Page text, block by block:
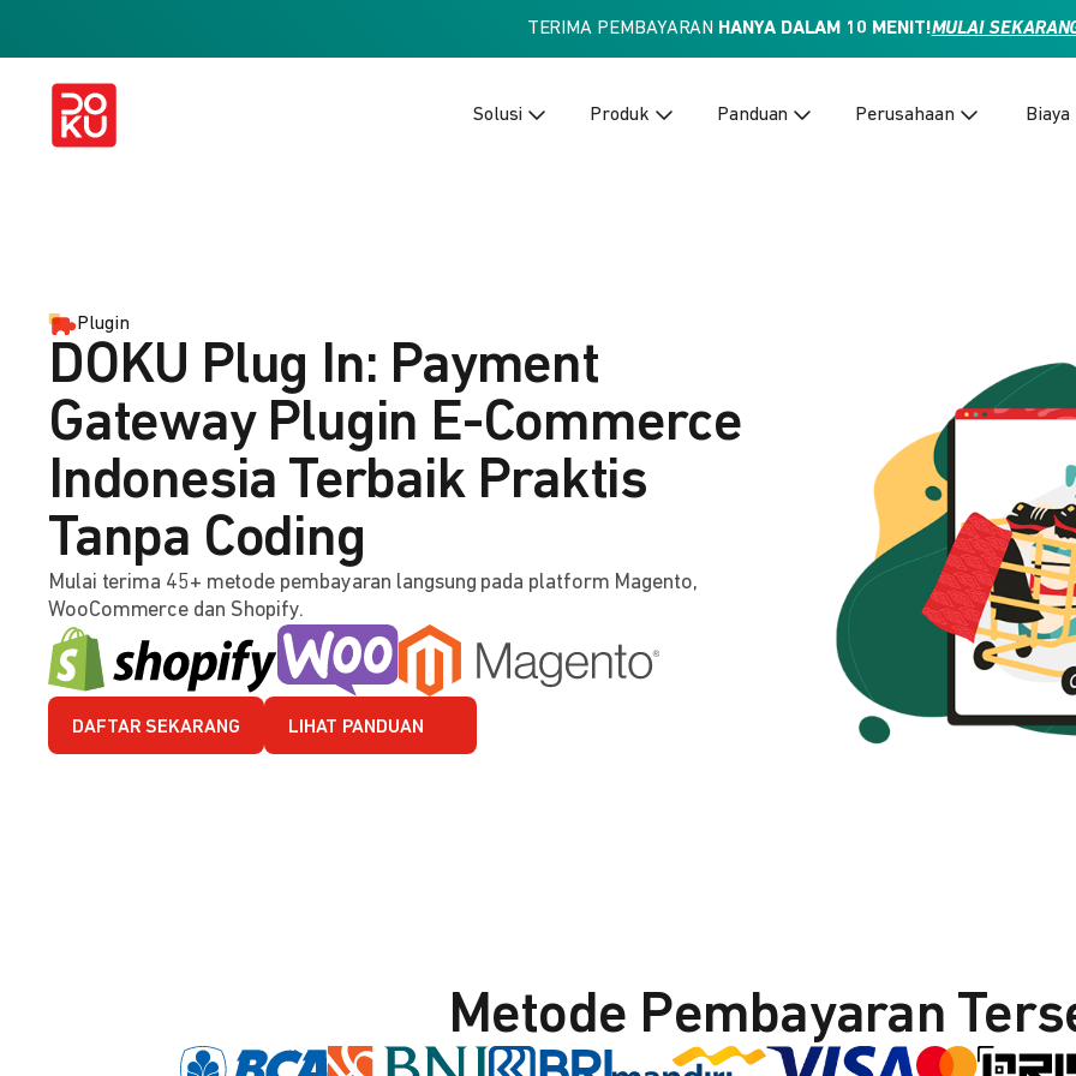
TERIMA PEMBAYARAN HANYA DALAM 10 MENIT!MULAI
Solusi Produk Panduan Perusahaan Biaya
Plugin
DOKU Plug In: Payment
Gateway Plugin E-Commerce
Indonesia Terbaik Praktis
Tanpa Coding
Mulai terima 45+ metode pembayaran langsung pada platform Magento,
WooCommerce dan Shopify.
DAFTAR SEKARANG LIHAT PANDUAN
Metode Pembayaran